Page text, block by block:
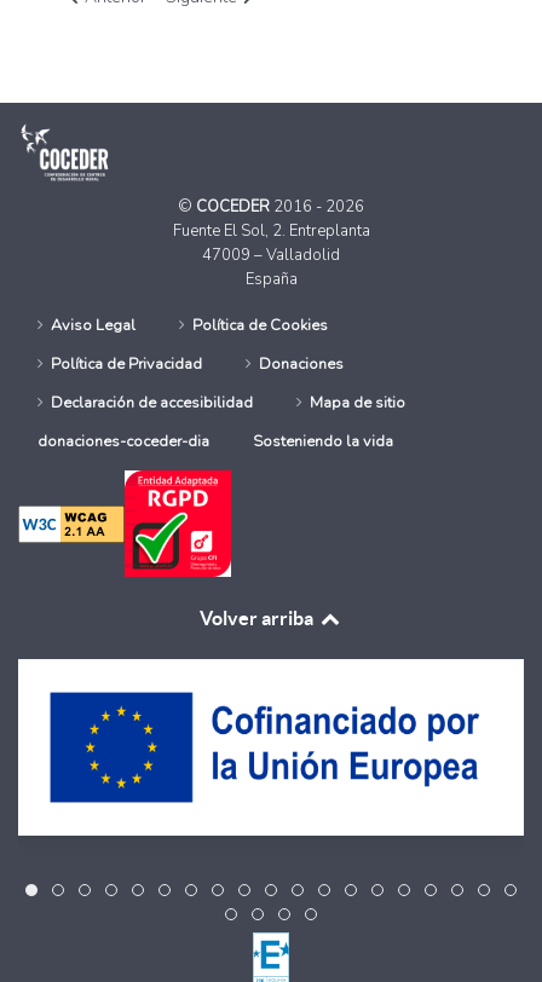
© COCEDER 2016 - 2026
Fuente El Sol, 2. Entreplanta
47009 – Valladolid
España
Aviso Legal
Política de Cookies
Política de Privacidad
Donaciones
Declaración de accesibilidad
Mapa de sitio
donaciones-coceder-dia
Sosteniendo la vida
Volver arriba